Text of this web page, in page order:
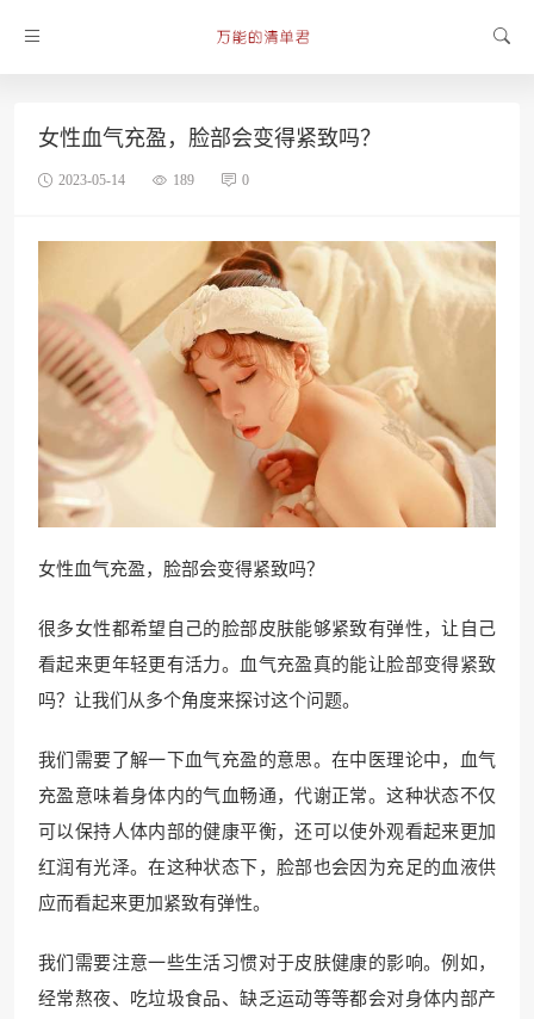
女性血气充盈，脸部会变得紧致吗？
2023-05-14 189 0
女性血气充盈，脸部会变得紧致吗？
很多女性都希望自己的脸部皮肤能够紧致有弹性，让自己
看起来更年轻更有活力。血气充盈真的能让脸部变得紧致
吗？让我们从多个角度来探讨这个问题。
我们需要了解一下血气充盈的意思。在中医理论中，血气
充盈意味着身体内的气血畅通，代谢正常。这种状态不仅
可以保持人体内部的健康平衡，还可以使外观看起来更加
红润有光泽。在这种状态下，脸部也会因为充足的血液供
应而看起来更加紧致有弹性。
我们需要注意一些生活习惯对于皮肤健康的影响。例如，
经常熬夜、吃垃圾食品、缺乏运动等等都会对身体内部产